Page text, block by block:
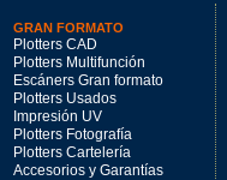
GRAN FORMATO
Plotters CAD
Plotters Multifunción
Escáners Gran formato
Plotters Usados
Impresión UV
Plotters Fotografía
Plotters Cartelería
Accesorios y Garantías